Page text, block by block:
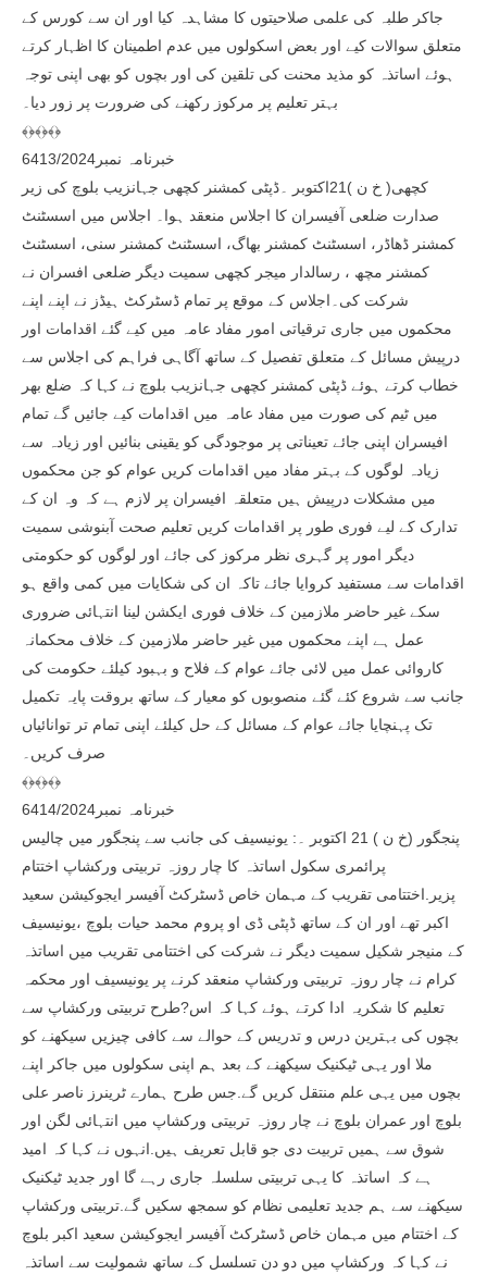
جاکر طلبہ کی علمی صلاحیتوں کا مشاہدہ کیا اور ان سے کورس کے
متعلق سوالات کیے اور بعض اسکولوں میں عدم اطمینان کا اظہار کرتے
ہوئے اساتذہ کو مذید محنت کی تلقین کی اور بچوں کو بھی اپنی توجہ
بہتر تعلیم پر مرکوز رکھنے کی ضرورت پر زور دیا۔
﴾﴿﴾﴿﴾﴿
خبرنامہ نمبر6413/2024
کچھی( خ ن )21اکتوبر ۔ڈپٹی کمشنر کچھی جہانزیب بلوچ کی زیر
صدارت ضلعی آفیسران کا اجلاس منعقد ہوا۔ اجلاس میں اسسٹنٹ
کمشنر ڈھاڈر، اسسٹنٹ کمشنر بھاگ، اسسٹنٹ کمشنر سنی، اسسٹنٹ
کمشنر مچھ ، رسالدار میجر کچھی سمیت دیگر ضلعی افسران نے
شرکت کی۔اجلاس کے موقع پر تمام ڈسٹرکٹ ہیڈز نے اپنے اپنے
محکموں میں جاری ترقیاتی امور مفاد عامہ میں کیے گئے اقدامات اور
درپیش مسائل کے متعلق تفصیل کے ساتھ آگاہی فراہم کی اجلاس سے
خطاب کرتے ہوئے ڈپٹی کمشنر کچھی جہانزیب بلوچ نے کہا کہ ضلع بھر
میں ٹیم کی صورت میں مفاد عامہ میں اقدامات کیے جائیں گے تمام
افیسران اپنی جائے تعیناتی پر موجودگی کو یقینی بنائیں اور زیادہ سے
زیادہ لوگوں کے بہتر مفاد میں اقدامات کریں عوام کو جن محکموں
میں مشکلات درپیش ہیں متعلقہ افیسران پر لازم ہے کہ وہ ان کے
تدارک کے لیے فوری طور پر اقدامات کریں تعلیم صحت آبنوشی سمیت
دیگر امور پر گہری نظر مرکوز کی جائے اور لوگوں کو حکومتی
اقدامات سے مستفید کروایا جائے تاکہ ان کی شکایات میں کمی واقع ہو
سکے غیر حاضر ملازمین کے خلاف فوری ایکشن لینا انتہائی ضروری
عمل ہے اپنے محکموں میں غیر حاضر ملازمین کے خلاف محکمانہ
کاروائی عمل میں لائی جائے عوام کے فلاح و بہبود کیلئے حکومت کی
جانب سے شروع کئے گئے منصوبوں کو معیار کے ساتھ بروقت پایہ تکمیل
تک پہنچایا جائے عوام کے مسائل کے حل کیلئے اپنی تمام تر توانائیاں
صرف کریں۔
﴾﴿﴾﴿﴾﴿
خبرنامہ نمبر6414/2024
پنجگور (خ ن ) 21 اکتوبر ۔: یونیسیف کی جانب سے پنجگور میں چالیس
پرائمری سکول اساتذہ کا چار روزہ تربیتی ورکشاپ اختتام
پزیر.اختتامی تقریب کے مہمان خاص ڈسٹرکٹ آفیسر ایجوکیشن سعید
اکبر تھے اور ان کے ساتھ ڈپٹی ڈی او پروم محمد حیات بلوچ ،یونیسیف
کے منیجر شکیل سمیت دیگر نے شرکت کی اختتامی تقریب میں اساتذہ
کرام نے چار روزہ تربیتی ورکشاپ منعقد کرنے پر یونیسیف اور محکمہ
تعلیم کا شکریہ ادا کرتے ہوئے کہا کہ اس?طرح تربیتی ورکشاپ سے
بچوں کی بہترین درس و تدریس کے حوالے سے کافی چیزیں سیکھنے کو
ملا اور یہی ٹیکنیک سیکھنے کے بعد ہم اپنی سکولوں میں جاکر اپنے
بچوں میں یہی علم منتقل کریں گے.جس طرح ہمارے ٹرینرز ناصر علی
بلوچ اور عمران بلوچ نے چار روزہ تربیتی ورکشاپ میں انتہائی لگن اور
شوق سے ہمیں تربیت دی جو قابل تعریف ہیں.انہوں نے کہا کہ امید
ہے کہ اساتذہ کا یہی تربیتی سلسلہ جاری رہے گا اور جدید ٹیکنیک
سیکھنے سے ہم جدید تعلیمی نظام کو سمجھ سکیں گے.تربیتی ورکشاپ
کے اختتام میں مہمان خاص ڈسٹرکٹ آفیسر ایجوکیشن سعید اکبر بلوچ
نے کہا کہ ورکشاپ میں دو دن تسلسل کے ساتھ شمولیت سے اساتذہ